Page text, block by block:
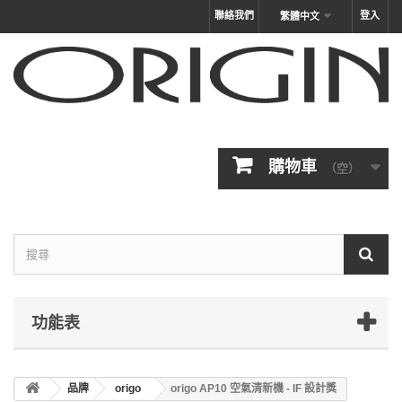
登入
繁體中文
聯絡我們
購物車 （空）
功能表
品牌 origo origo AP10 空氣清新機 - IF 設計獎